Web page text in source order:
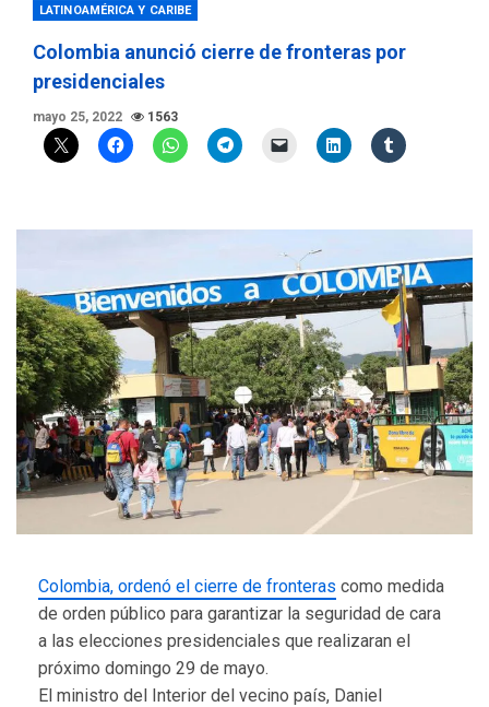
LATINOAMÉRICA Y CARIBE
Colombia anunció cierre de fronteras por
presidenciales
mayo 25, 2022 1563
Colombia, ordenó el cierre de fronteras como medida
de orden público para garantizar la seguridad de cara
a las elecciones presidenciales que realizaran el
próximo domingo 29 de mayo.
El ministro del Interior del vecino país, Daniel